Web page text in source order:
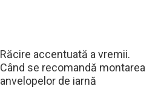
Răcire accentuată a vremii.
Când se recomandă montarea
anvelopelor de iarnă